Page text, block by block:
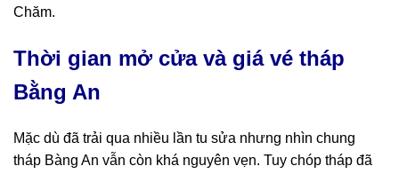
Chăm.
Thời gian mở cửa và giá vé tháp
Bằng An
Mặc dù đã trải qua nhiều lần tu sửa nhưng nhìn chung
tháp Bàng An vẫn còn khá nguyên vẹn. Tuy chóp tháp đã